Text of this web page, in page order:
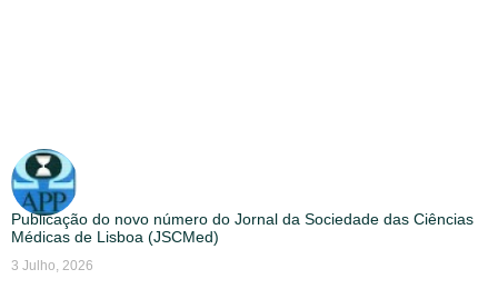
Publicação do novo número do Jornal da Sociedade das Ciências
Médicas de Lisboa (JSCMed)
3 Julho, 2026